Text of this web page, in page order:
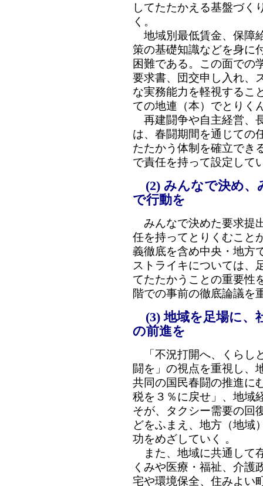
してたたかえる基盤づく
く。
地域別最低賃金、保障
策の基礎知識などを身に
困難である。この面での
要求書、団交申し入れ、
な実務能力を軽視するこ
ての地連（本）でとりく
再建闘争や自主経営、
は、春闘期間を通じての
たたかう体制を確立でき
で責任を持って設定して
(2) みんなで決め、
で行動を
みんなで決めた要求提
任を持ってとりくむこと
義徹底を含め中央・地方
ストライキについては、
てたたかうことの重要性
階での事前の徹底論議を
(3) 地域を足場に、
の前進を
「不況打開へ、くらし
闘を」の視点を重視し、
共同の国民春闘の推進に
税を３％に戻せ」、地域
そが、タクシー需要の回
どをふまえ、地方（地域
功をめざしていく 。
また、地域に共通して
くみや医療・福祉、介護
宅や環境保全、住みよい